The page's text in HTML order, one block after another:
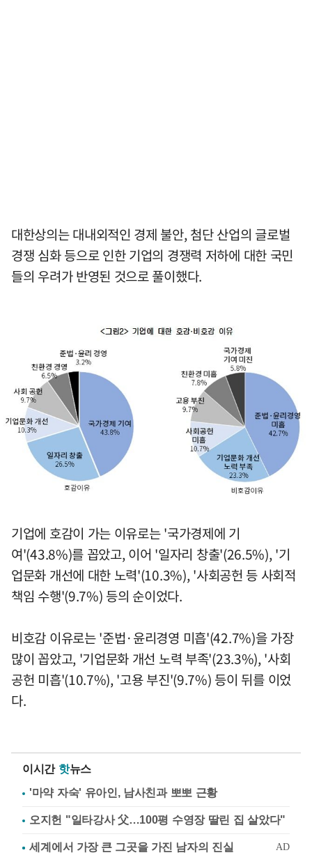
대한상의는 대내외적인 경제 불안, 첨단 산업의 글로벌
경쟁 심화 등으로 인한 기업의 경쟁력 저하에 대한 국민
들의 우려가 반영된 것으로 풀이했다.
기업에 호감이 가는 이유로는 '국가경제에 기
여'(43.8%)를 꼽았고, 이어 '일자리 창출'(26.5%), '기
업문화 개선에 대한 노력'(10.3%), '사회공헌 등 사회적
책임 수행'(9.7%) 등의 순이었다.
비호감 이유로는 '준법·윤리경영 미흡'(42.7%)을 가장
많이 꼽았고, '기업문화 개선 노력 부족'(23.3%), '사회
공헌 미흡'(10.7%), '고용 부진'(9.7%) 등이 뒤를 이었
다.
이시간 핫뉴스
'마약 자숙' 유아인, 남사친과 뽀뽀 근황
오지헌 "일타강사 父…100평 수영장 딸린 집 살았다"